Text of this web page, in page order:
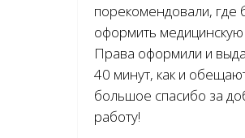
порекомендовали, где
оформить медицинскую
Права оформили и
40 минут, как и
большое спасибо за
работу!